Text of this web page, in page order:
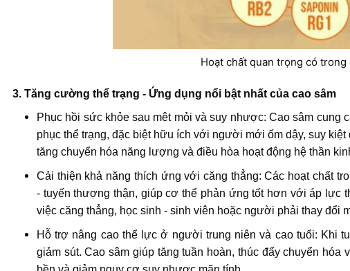
Hoạt chất quan trọng có trong
3. Tăng cường thể trạng - Ứng dụng nổi bật nhất của cao sâm
Phục hồi sức khỏe sau mệt mỏi và suy nhược: Cao sâm
phục thể trạng, đặc biệt hữu ích với người mới ốm dậy, suy
tăng chuyển hóa năng lượng và điều hòa hoạt động hệ thần
Cải thiện khả năng thích ứng với căng thẳng: Các hoạt chất
- tuyến thượng thận, giúp cơ thể phản ứng tốt hơn với áp lực
việc căng thẳng, học sinh - sinh viên hoặc người phải thay đổi
Hỗ trợ nâng cao thể lực ở người trung niên và cao tuổi: Khi
giảm sút. Cao sâm giúp tăng tuần hoàn, thúc đẩy chuyển